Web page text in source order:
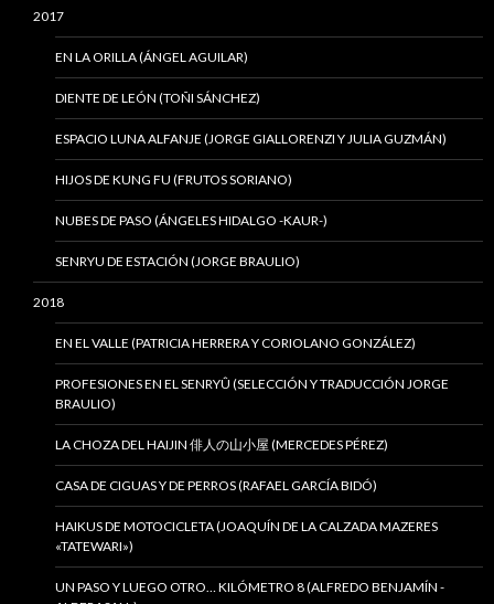
2017
EN LA ORILLA (ÁNGEL AGUILAR)
DIENTE DE LEÓN (TOÑI SÁNCHEZ)
ESPACIO LUNA ALFANJE (JORGE GIALLORENZI Y JULIA GUZMÁN)
HIJOS DE KUNG FU (FRUTOS SORIANO)
NUBES DE PASO (ÁNGELES HIDALGO -KAUR-)
SENRYU DE ESTACIÓN (JORGE BRAULIO)
2018
EN EL VALLE (PATRICIA HERRERA Y CORIOLANO GONZÁLEZ)
PROFESIONES EN EL SENRYÛ (SELECCIÓN Y TRADUCCIÓN JORGE
BRAULIO)
LA CHOZA DEL HAIJIN 俳人の山小屋 (MERCEDES PÉREZ)
CASA DE CIGUAS Y DE PERROS (RAFAEL GARCÍA BIDÓ)
HAIKUS DE MOTOCICLETA (JOAQUÍN DE LA CALZADA MAZERES
«TATEWARI»)
UN PASO Y LUEGO OTRO… KILÓMETRO 8 (ALFREDO BENJAMÍN -